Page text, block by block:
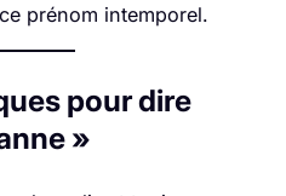
prénom intemporel.
pour dire
»